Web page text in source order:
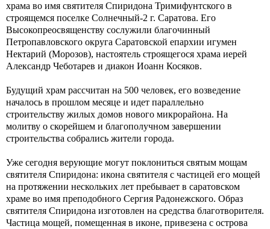
храма во имя святителя Спиридона Тримифунтского в
строящемся поселке Солнечный-2 г. Саратова. Его
Высокопреосвященству сослужили благочинный
Петропавловского округа Саратовской епархии игумен
Нектарий (Морозов), настоятель строящегося храма иерей
Александр Чеботарев и диакон Иоанн Косяков.
Будущий храм рассчитан на 500 человек, его возведение
началось в прошлом месяце и идет параллельно
строительству жилых домов нового микрорайона. На
молитву о скорейшем и благополучном завершении
строительства собрались жители города.
Уже сегодня верующие могут поклониться святым мощам
святителя Спиридона: икона святителя с частицей его мощей
на протяжении нескольких лет пребывает в саратовском
храме во имя преподобного Сергия Радонежского. Образ
святителя Спиридона изготовлен на средства благотворителя.
Частица мощей, помещенная в иконе, привезена с острова